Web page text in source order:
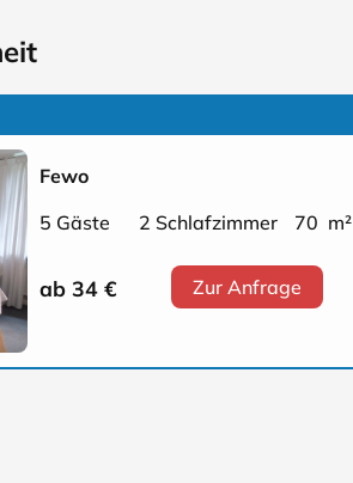
Fewo
5 Gäste
2 Schlafzimmer 70 m²
ab 34 € Zur Anfrage